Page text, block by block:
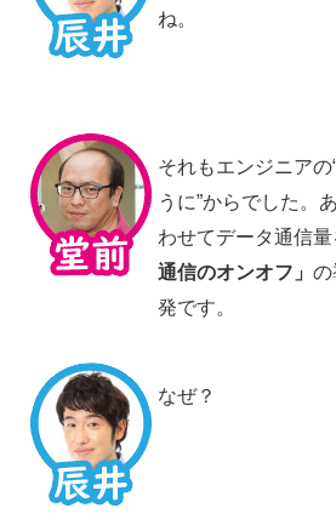
ね。
それもエンジニア
うに”からでした。
わせてデータ通信
通信のオンオフ」 の
発です。
なぜ？